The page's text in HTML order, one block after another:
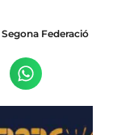
Segona Federació